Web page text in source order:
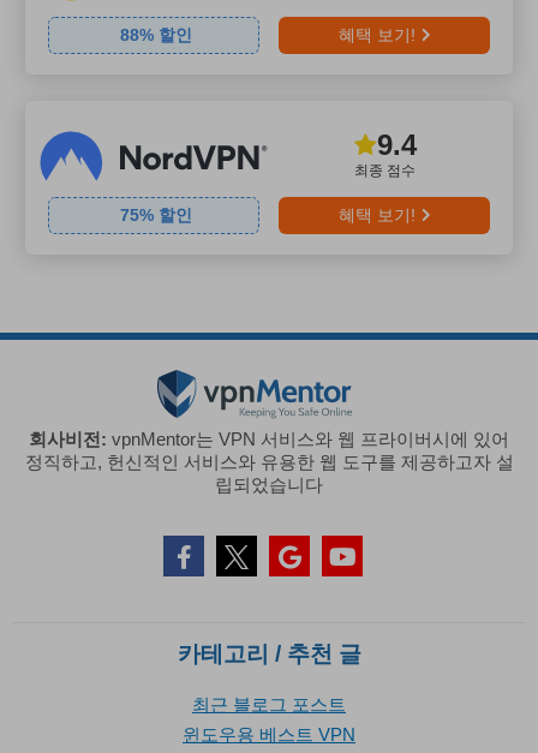
88% 할인 혜택 보기!
최종 점수
9.4
75% 할인 혜택 보기!
회사비전: vpnMentor는 VPN 서비스와 웹 프라이버시에 있어
정직하고, 헌신적인 서비스와 유용한 웹 도구를 제공하고자 설
립되었습니다
카테고리 / 추천 글
최근 블로그 포스트
윈도우용 베스트 VPN